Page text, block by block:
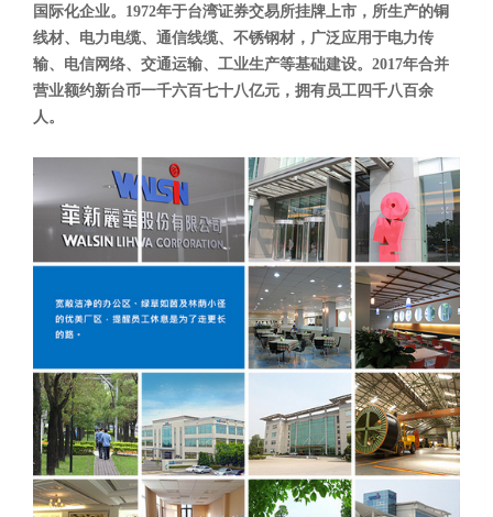
国际化企业。1972年于台湾证券交易所挂牌上市，所生产的铜
线材、电力电缆、通信线缆、不锈钢材，广泛应用于电力传
输、电信网络、交通运输、工业生产等基础建设。2017年合并
营业额约新台币一千六百七十八亿元，拥有员工四千八百余
人。